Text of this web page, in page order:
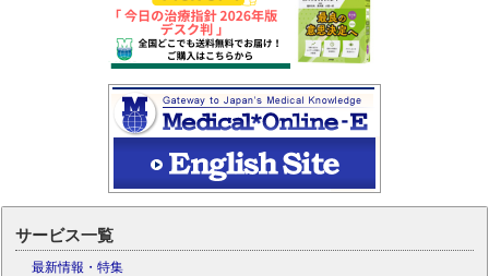
サービス一覧
最新情報・特集